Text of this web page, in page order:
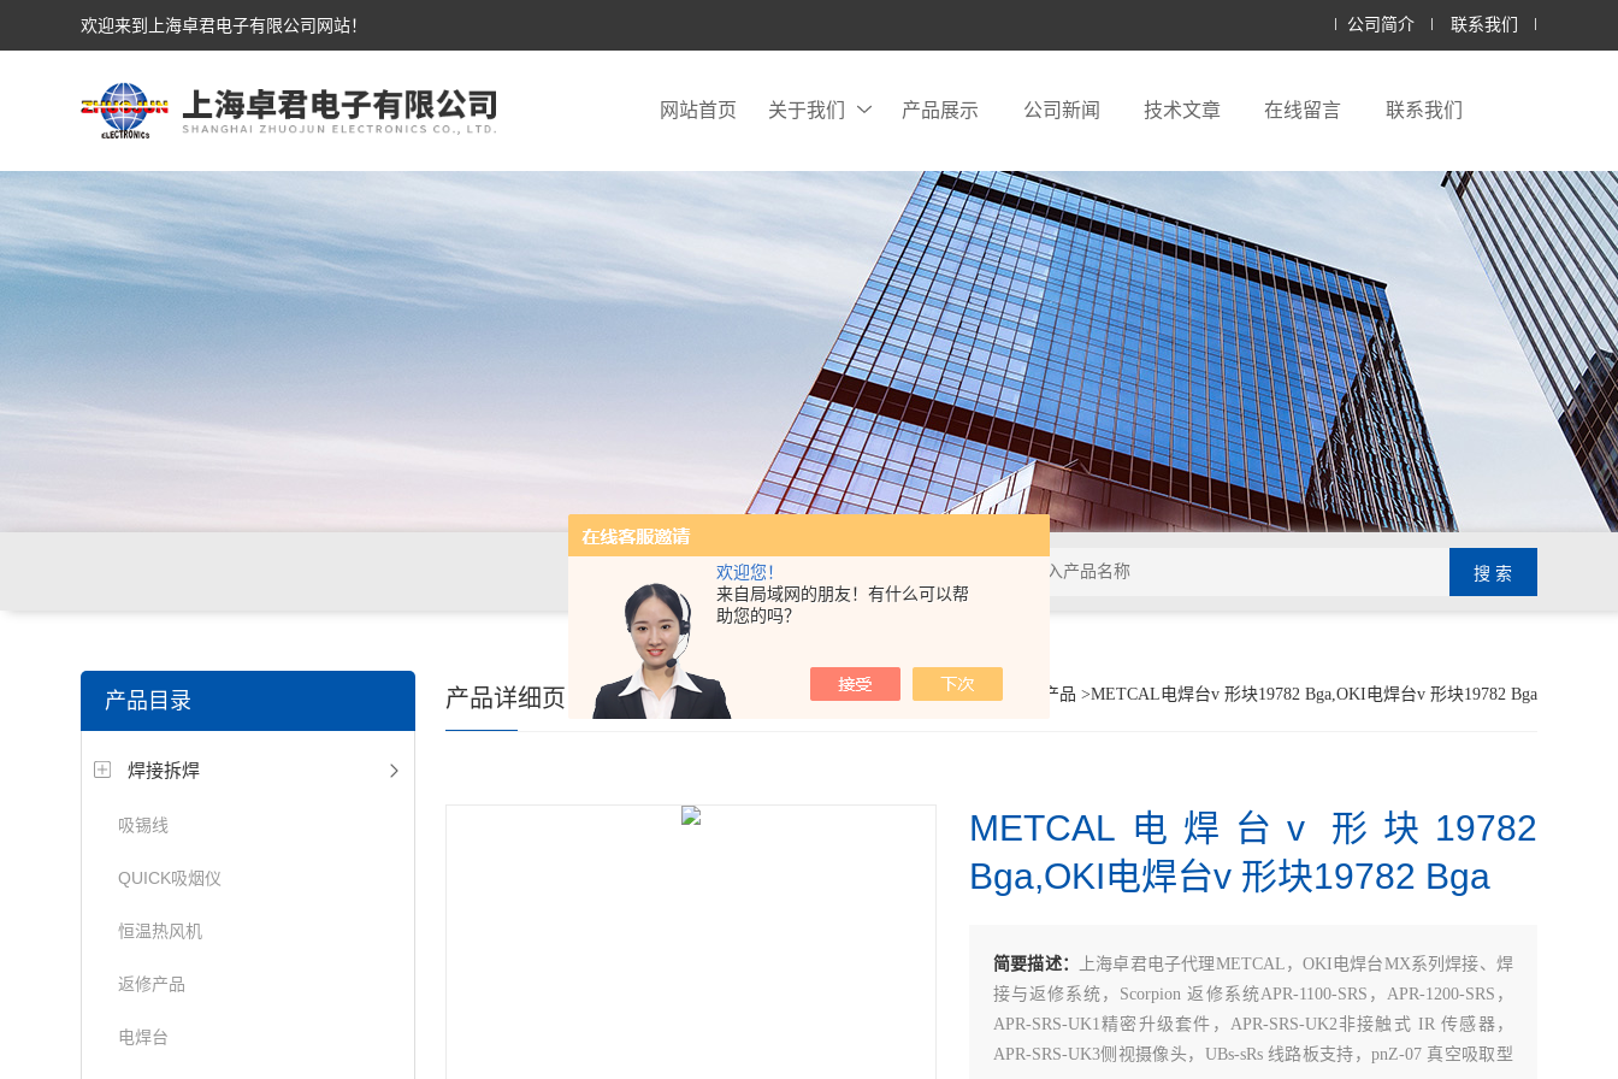
欢迎您！
来自局域网的朋友！有什么可以帮
助您的吗？
欢迎来到上海卓君电子有限公司网站！ 公司简介 联系我们
网站首页 关于我们 产品展示 公司新闻 技术文章 在线留言 联系我们
产品目录
焊接拆焊
吸锡线
QUICK吸烟仪
恒温热风机
返修产品
电焊台
你的位置： 产品展示> 焊接拆焊 > 焊接辅助产品 >METCAL电焊台v 形块19782 Bga,OKI电焊台v 形块19782 Bga
产品详细页
METCAL电焊台v 形块19782
Bga,OKI电焊台v 形块19782 Bga
简要描述：
上海卓君电子代理METCAL，OKI电焊台MX系列焊接、焊
接与返修系统，Scorpion 返修系统APR-1100-SRS，APR-1200-SRS，
APR-SRS-UK1精密升级套件，APR-SRS-UK2非接触式 IR 传感器，
APR-SRS-UK3侧视摄像头，UBs-sRs 线路板支持，pnZ-07 真空吸取型